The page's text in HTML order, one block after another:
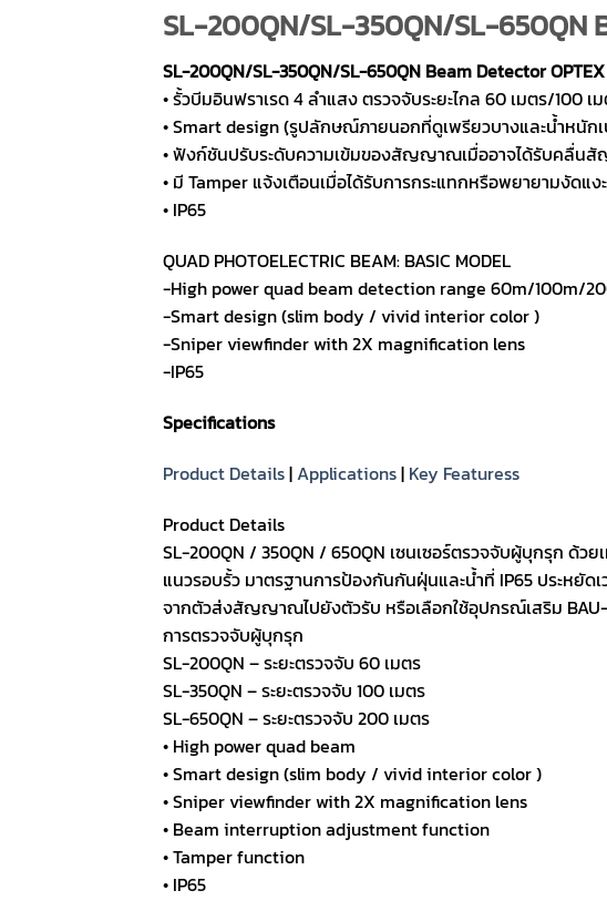
SL-200QN/SL-350QN/SL-650QN
SL-200QN/SL-350QN/SL-650QN Beam Detector OPTEX
• รั้วบีมอินฟราเรด 4 ลำแสง ตรวจจับระยะไกล 60 เมตร/100 เ
• Smart design (ฺรูปลักษณ์ภายนอกที่ดูเพรียวบางและน้ำหนัก
• ฟังก์ชันปรับระดับความเข้มของสัญญาณเมื่ออาจได้รับคลื่
• มี Tamper แจ้งเตือนเมื่อได้รับการกระแทกหรือพยายามงัดแงะ
• IP65
QUAD PHOTOELECTRIC BEAM: BASIC MODEL
-High power quad beam detection range 60m/100m/
-Smart design (slim body / vivid interior color )
-Sniper viewfinder with 2X magnification lens
-IP65
Specifications
Product Details|Applications| Key Featuress
Product Details
SL-200QN / 350QN / 650QN เซนเซอร์ตรวจจับผู้บุกรุก ด้
แนวรอบรั้ว มาตรฐานการป้องกันกันฝุ่นและน้ำที่ IP65 ประหยั
จากตัวส่งสัญญาณไปยังตัวรับ หรือเลือกใช้อุปกรณ์เสริม
การตรวจจับผู้บุกรุก
SL-200QN – ระยะตรวจจับ 60 เมตร
SL-350QN – ระยะตรวจจับ 100 เมตร
SL-650QN – ระยะตรวจจับ 200 เมตร
• High power quad beam
• Smart design (slim body / vivid interior color )
• Sniper viewfinder with 2X magnification lens
• Beam interruption adjustment function
• Tamper function
• IP65